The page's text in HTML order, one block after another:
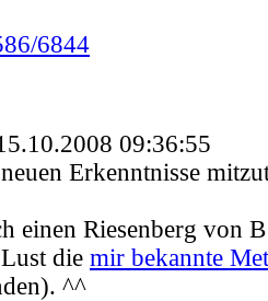
6844
09:36:55
Erkenntnisse
einen Riesenberg von
die mir bekannte
^^